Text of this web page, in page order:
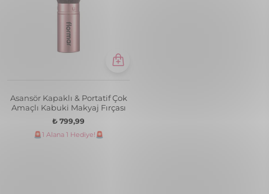
Asansör Kapaklı & Portatif Çok
Amaçlı Kabuki Makyaj Fırçası
₺ 799,99
🚨1 Alana 1 Hediye!🚨